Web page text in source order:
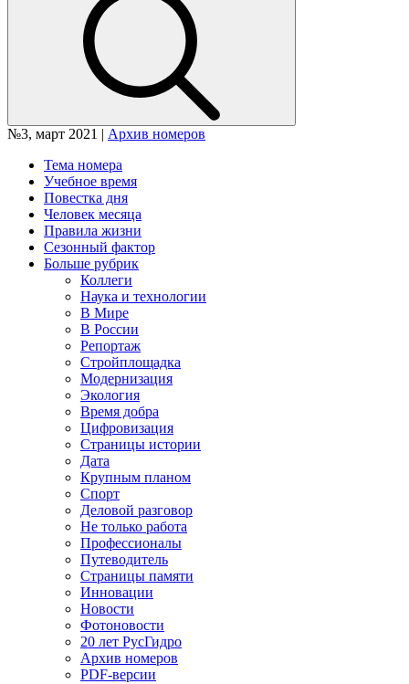
№3, март 2021 | Архив номеров
Тема номера
Учебное время
Повестка дня
Человек месяца
Правила жизни
Сезонный фактор
Больше рубрик
Коллеги
Наука и технологии
В Мире
В России
Репортаж
Стройплощадка
Модернизация
Экология
Время добра
Цифровизация
Страницы истории
Дата
Крупным планом
Спорт
Деловой разговор
Не только работа
Профессионалы
Путеводитель
Страницы памяти
Инновации
Новости
Фотоновости
20 лет РусГидро
Архив номеров
PDF-версии